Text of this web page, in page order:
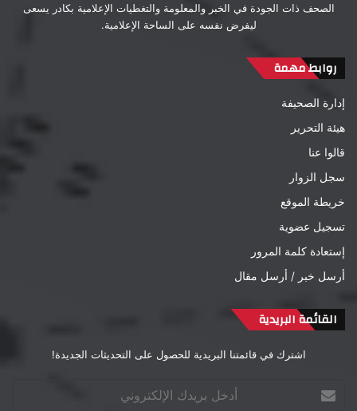
الصحف ذات الجودة في الخبر والمعلومة والتغطيات الإعلامية بكادر يسعى
ليفرض نفسه على الساحة الإعلامية.
روابط مهمة
إدارة الصحيفة
هيئة التحرير
قالوا عنا
سجل الزوار
خريطة الموقع
تسجيل عضوية
إستعادة كلمة المرور
أرسل خبر / أرسل مقال
القائمة البريدية
اشترك في قائمتنا البريدية للحصول على التحديثات الجديدة!
بريدك